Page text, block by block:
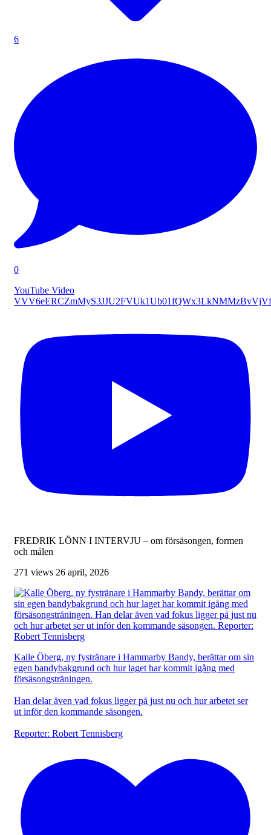
6
0
YouTube Video
FREDRIK LÖNN I INTERVJU – om försäsongen, formen
och målen
271 views 26 april, 2026
Kalle Öberg, ny fystränare i Hammarby Bandy, berättar om sin
egen bandybakgrund och hur laget har kommit igång med
försäsongsträningen.
Han delar även vad fokus ligger på just nu och hur arbetet ser
ut inför den kommande säsongen.
Reporter: Robert Tennisberg